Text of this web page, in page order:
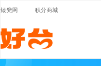
矮凳网 积分商城
爱台湾